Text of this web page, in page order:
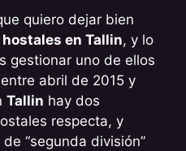
quiero dejar bien
hostales en Tallin, y lo
gestionar uno de ellos
abril de 2015 y
Tallin hay dos
respecta, y
“segunda división”